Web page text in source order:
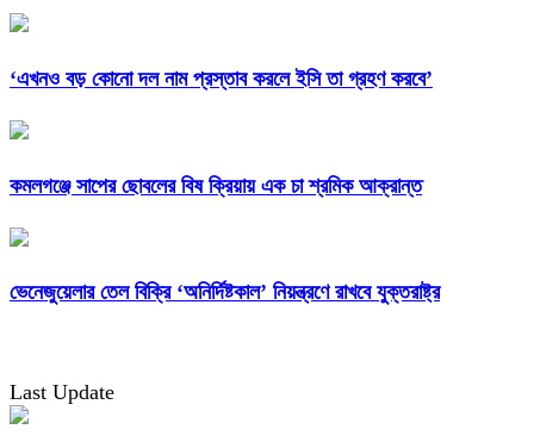
‘এখনও বড় কোনো দল নাম প্রস্তাব করলে ইসি তা গ্রহণ করবে’
কমলগঞ্জে সাপের ছোবলের বিষ ক্রিয়ায় এক চা শ্রমিক আক্রান্ত
ভেনেজুয়েলার তেল বিক্রি ‘অনির্দিষ্টকাল’ নিয়ন্ত্রণে রাখবে যুক্তরাষ্ট্র
Last Update